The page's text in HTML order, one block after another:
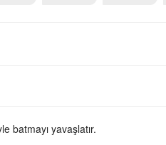
batmayı yavaşlatır.